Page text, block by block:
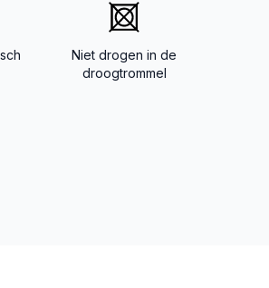
Niet drogen in de
droogtrommel